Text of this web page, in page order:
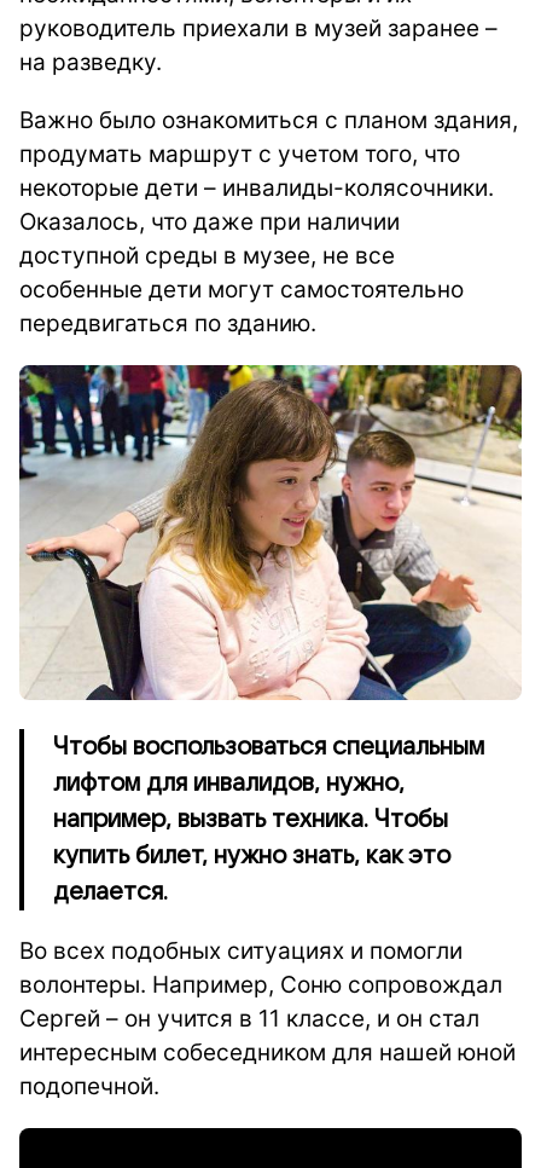
руководитель приехали в музей заранее –
на разведку.
Важно было ознакомиться с планом здания,
продумать маршрут с учетом того, что
некоторые дети – инвалиды-колясочники.
Оказалось, что даже при наличии
доступной среды в музее, не все
особенные дети могут самостоятельно
передвигаться по зданию.
Чтобы воспользоваться специальным
лифтом для инвалидов, нужно,
например, вызвать техника. Чтобы
купить билет, нужно знать, как это
делается.
Во всех подобных ситуациях и помогли
волонтеры. Например, Соню сопровождал
Сергей – он учится в 11 классе, и он стал
интересным собеседником для нашей юной
подопечной.